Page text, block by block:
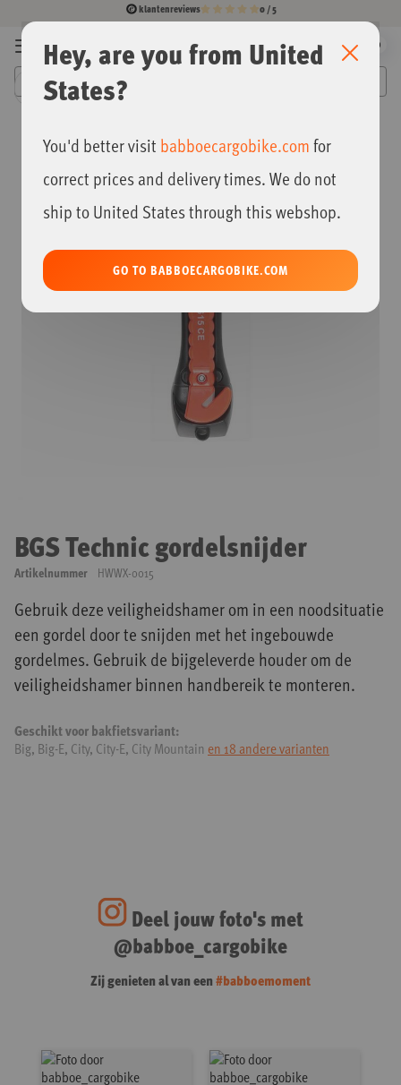
klantenreviews 0 / 5
Ga
naar
de
inhoud
Menu
Mijn
0
Babboe
gallerij
het
begin
van
afbeeldingen-
gallerij
BGS Technic gordelsnijder
Artikelnummer HWWX-0015
Gebruik deze veiligheidshamer om in een noodsituatie
een gordel door te snijden met het ingebouwde
gordelmes. Gebruik de bijgeleverde houder om de
veiligheidshamer binnen handbereik te monteren.
Geschikt voor bakfietsvariant:
Big, Big-E, City, City-E, City Mountain en 18 andere varianten
Deel jouw foto's met
@babboe_cargobike
Zij genieten al van een#babboemoment
Hey, are you from United
States?
You'd better visit babboecargobike.comfor
correct prices and delivery times. We do not
ship to United States through this webshop.
GO TO BABBOECARGOBIKE.COM